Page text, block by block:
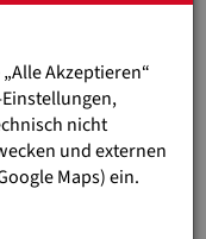
Akzeptieren“
nicht
und externen
Maps) ein.